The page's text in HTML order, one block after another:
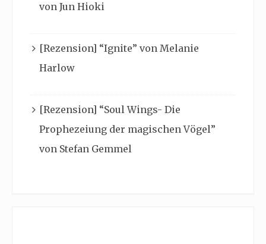
von Jun Hioki
[Rezension] “Ignite” von Melanie
Harlow
[Rezension] “Soul Wings- Die
Prophezeiung der magischen Vögel”
von Stefan Gemmel